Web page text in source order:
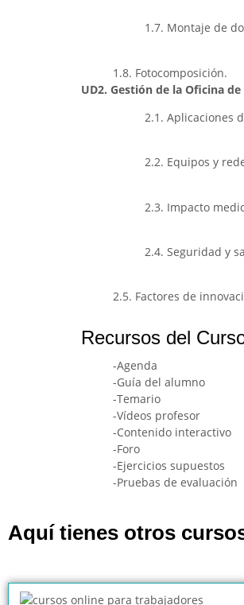
1.7. Montaje de
1.8. Fotocomposición.
UD2. Gestión de la Oficina
2.1. Aplicaciones
2.2. Equipos y
2.3. Impacto
2.4. Seguridad y
2.5. Factores de
Recursos del
-Agenda
-Guía del alumno
-Temario
-Vídeos profesor
-Contenido interactivo
-Foro
-Ejercicios supuestos
-Pruebas de evaluación
Aquí tienes otros